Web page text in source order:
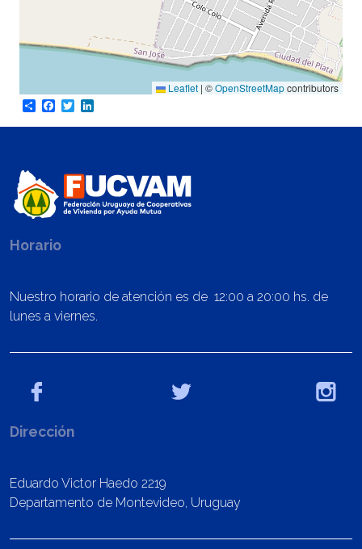
Leaflet | ©OpenStreetMapcontributors
ShareFacebook
Twitter
Horario
Nuestro horario de atención es de 12:00 a 20:00 hs. de
lunes a viernes.
Dirección
Eduardo Victor Haedo 2219
Departamento de Montevideo, Uruguay